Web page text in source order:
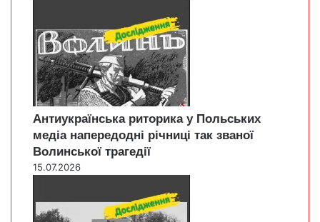
Антиукраїнська риторика у Польських
медіа напередодні річниці так званої
Волинської трагедії
15.07.2026